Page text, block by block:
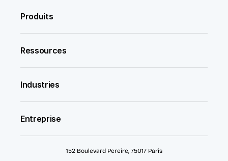
Produits
Ressources
Industries
Entreprise
152 Boulevard Pereire, 75017 Paris